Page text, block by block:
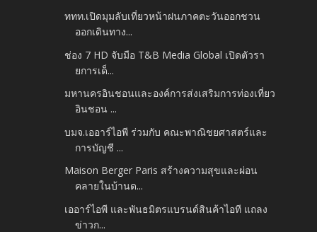
ททท.เปิดมุมลับเที่ยวหน้าฝนภาคตะวันออกชวน
ออกเดินทาง...
ช่อง 7 HD จับมือ T&B Media Global เปิดตัวรา
ยการเด็...
มหานครอินชอนและองค์การส่งเสริมการท่องเที่ยว
อินชอน ...
บมจ.เออาร์ไอพี ร่วมกับ คณะพาณิชยศาสตร์และ
การบัญชี ...
Maison Berger Paris สร้างความสุขและผ่อน
คลายในบ้านด...
เออาร์ไอพี และพันธมิตรแบรนด์สินค้าไอที แถลง
ข่าวก...